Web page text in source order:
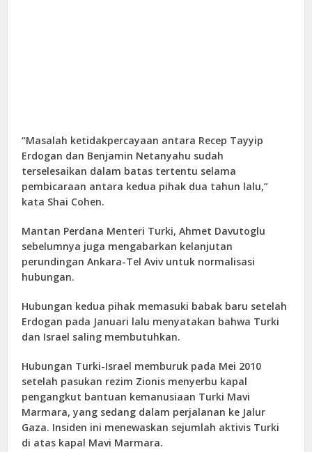
“Masalah ketidakpercayaan antara Recep Tayyip
Erdogan dan Benjamin Netanyahu sudah
terselesaikan dalam batas tertentu selama
pembicaraan antara kedua pihak dua tahun lalu,”
kata Shai Cohen.
Mantan Perdana Menteri Turki, Ahmet Davutoglu
sebelumnya juga mengabarkan kelanjutan
perundingan Ankara-Tel Aviv untuk normalisasi
hubungan.
Hubungan kedua pihak memasuki babak baru setelah
Erdogan pada Januari lalu menyatakan bahwa Turki
dan Israel saling membutuhkan.
Hubungan Turki-Israel memburuk pada Mei 2010
setelah pasukan rezim Zionis menyerbu kapal
pengangkut bantuan kemanusiaan Turki Mavi
Marmara, yang sedang dalam perjalanan ke Jalur
Gaza. Insiden ini menewaskan sejumlah aktivis Turki
di atas kapal Mavi Marmara.